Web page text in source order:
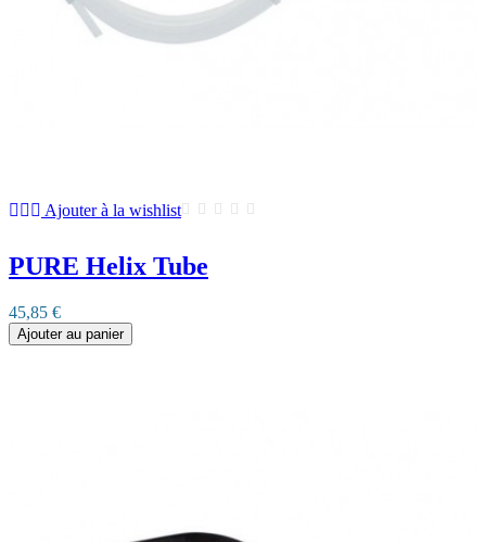
Ajouter à la wishlist
PURE Helix Tube
45,85 €
Ajouter au panier